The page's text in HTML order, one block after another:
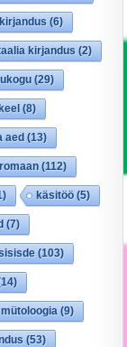
(6)
kirjandus (2)
(29)
(8)
aed (13)
(112)
käsitöö (5)
(7)
(103)
mütoloogia (9)
(53)